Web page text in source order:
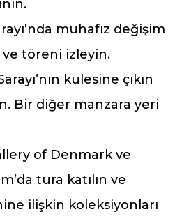
muhafız değişim
töreni izleyin.
kulesine çıkın
Bir diğer manzara yeri
of Denmark ve
tura katılın ve
ilişkin koleksiyonları